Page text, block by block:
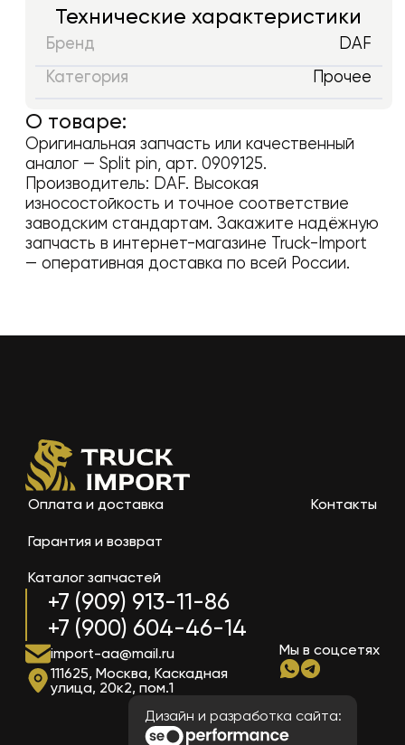
Технические характеристики
Бренд DAF
Категория Прочее
О товаре:
Оригинальная запчасть или качественный
аналог — Split pin, арт. 0909125.
Производитель: DAF. Высокая
износостойкость и точное соответствие
заводским стандартам. Закажите надёжную
запчасть в интернет-магазине Truck-Import
— оперативная доставка по всей России.
+7 (909) 913-11-86
+7 (900) 604-46-14
Оплата и доставка
Гарантия и возврат
Каталог запчастей
Контакты
import-aa@mail.ru
111625, Москва, Каскадная
улица, 20к2, пом.1
Мы в соцсетях
Дизайн и разработка сайта: